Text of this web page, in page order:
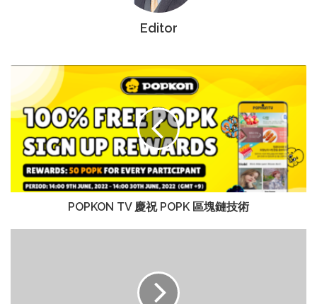
Editor
POPKON TV 慶祝 POPK 區塊鏈技術